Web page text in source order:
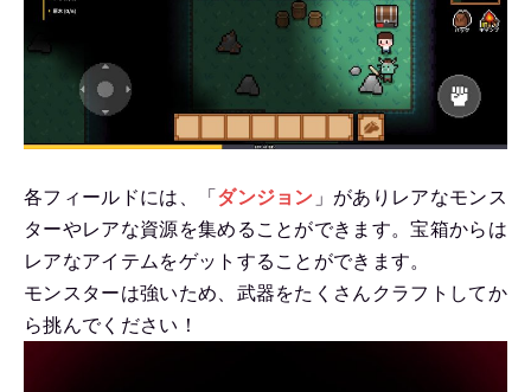
各フィールドには、「 ダンジョン 」がありレアなモンス
ターやレアな資源を集めることができます。宝箱からは
レアなアイテムをゲットすることができます。
モンスターは強いため、武器をたくさんクラフトしてか
ら挑んでください！